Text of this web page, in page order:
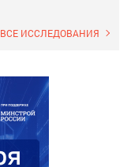
ВСЕ ИССЛЕДОВАНИЯ